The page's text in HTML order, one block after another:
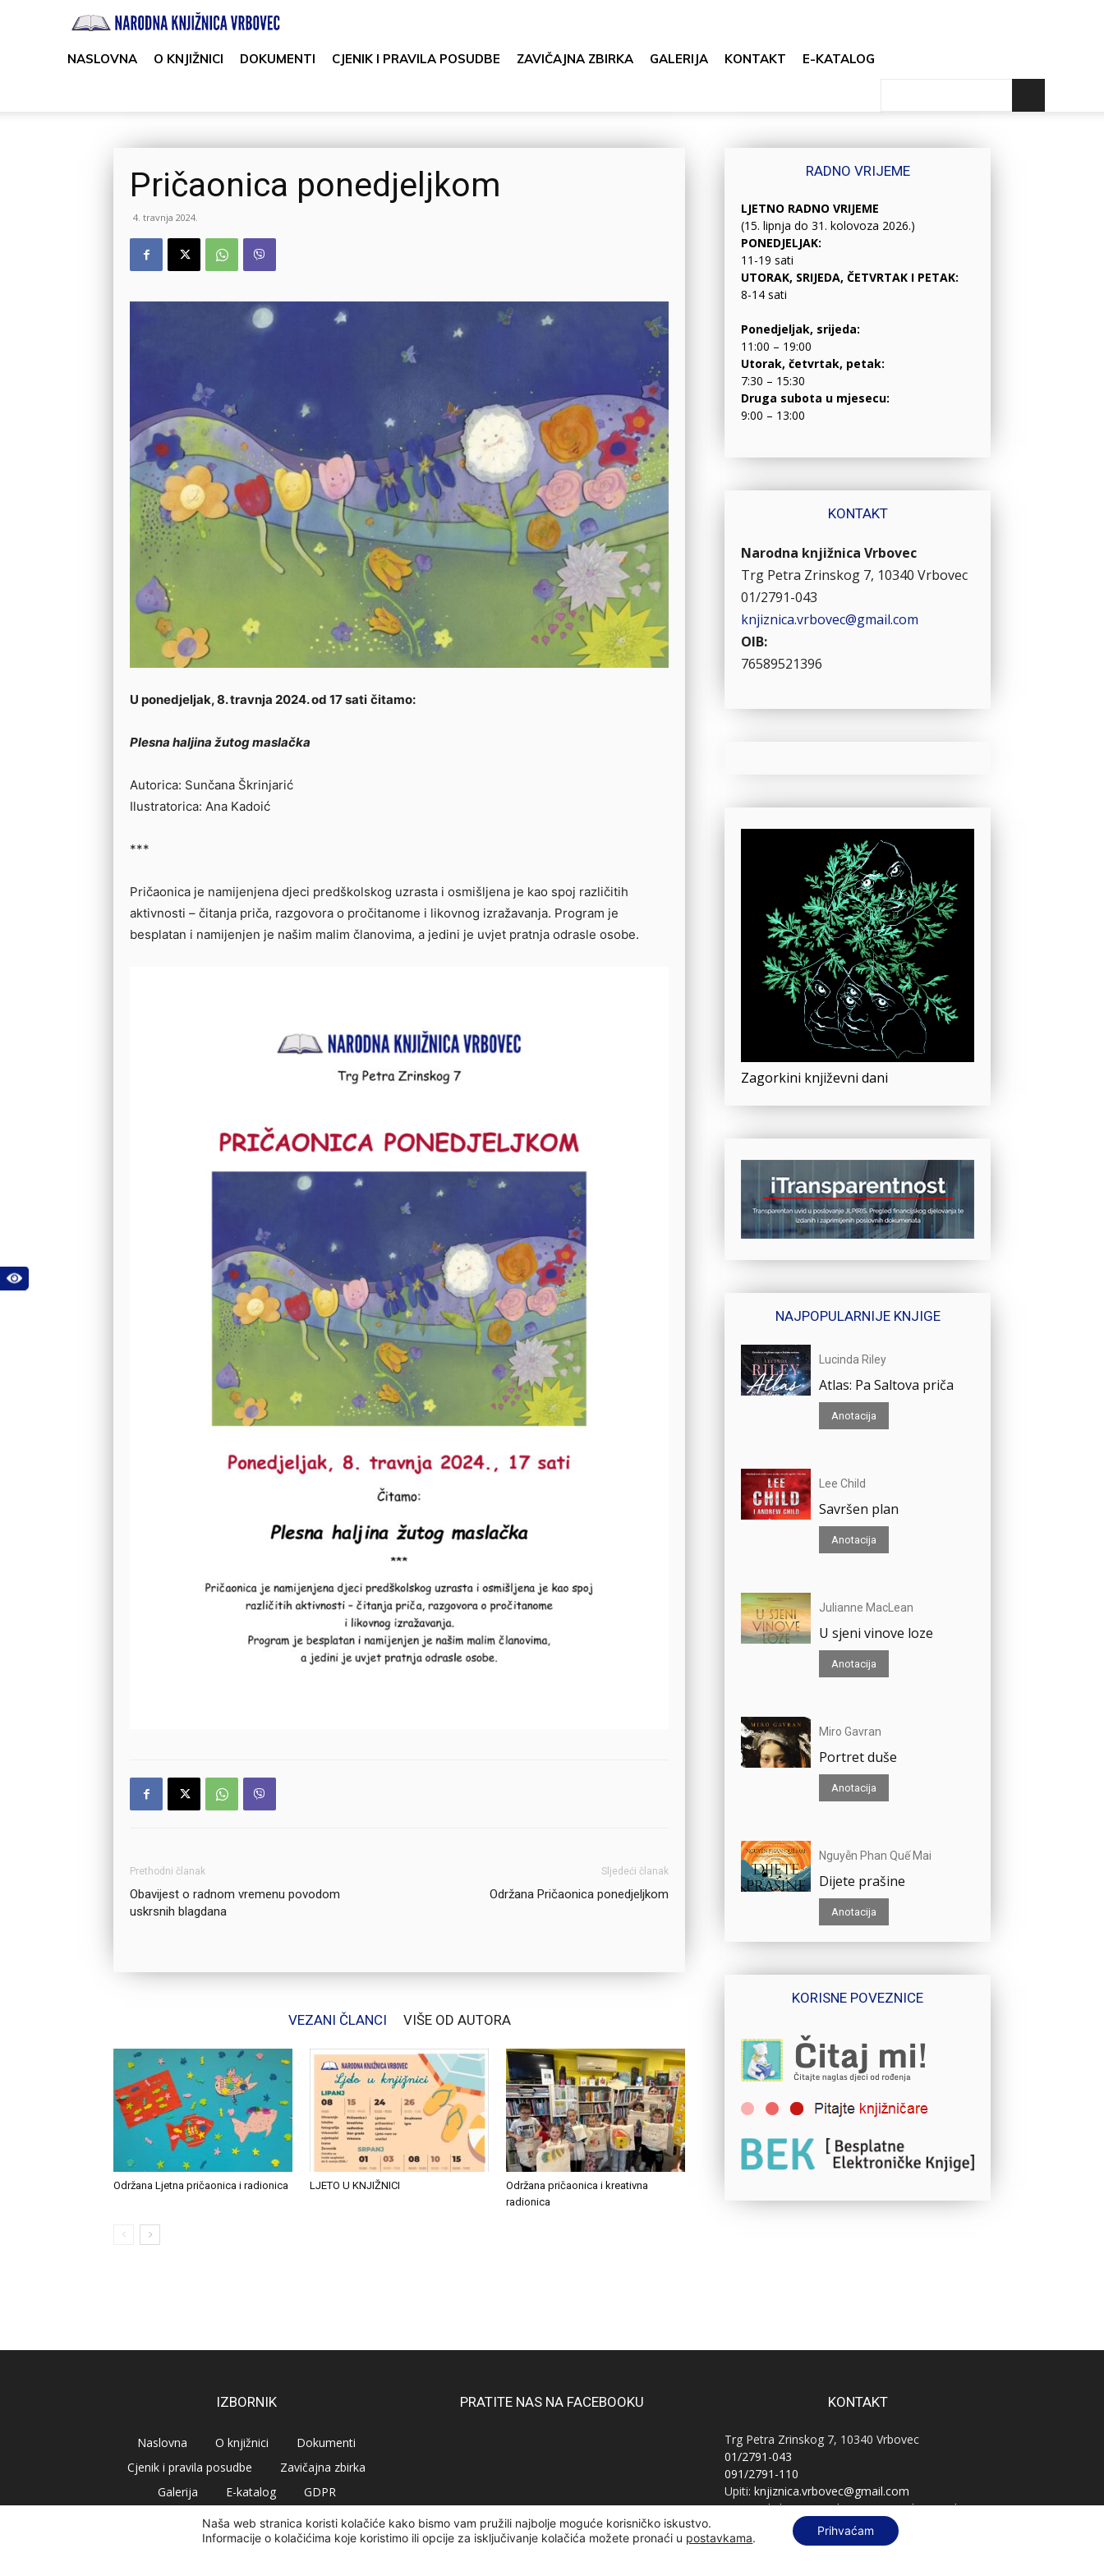
knjižnica
NASLOVNA O KNJIŽNICI DOKUMENTI CJENIK I PRAVILA POSUDBE ZAVIČAJNA ZBIRKA GALERIJA KONTAKT E-KATALOG
Pričaonica ponedjeljkom
4. travnja 2024.
U ponedjeljak, 8. travnja 2024. od 17 sati čitamo:
Plesna haljina žutog maslačka
Autorica: Sunčana Škrinjarić
Ilustratorica: Ana Kadoić
***
Pričaonica je namijenjena djeci predškolskog uzrasta i osmišljena je kao spoj različitih
aktivnosti – čitanja priča, razgovora o pročitanome i likovnog izražavanja. Program je
besplatan i namijenjen je našim malim članovima, a jedini je uvjet pratnja odrasle osobe.
Prethodni članak
Obavijest o radnom vremenu povodom
uskrsnih blagdana
Sljedeći članak
Održana Pričaonica ponedjeljkom
VEZANI ČLANCI VIŠE OD AUTORA
Održana Ljetna pričaonica i radionica LJETO U KNJIŽNICI
Održana pričaonica i kreativna
radionica
RADNO VRIJEME
LJETNO RADNO VRIJEME
(15. lipnja do 31. kolovoza 2026.)
PONEDJELJAK:
11-19 sati
UTORAK, SRIJEDA, ČETVRTAK I PETAK:
8-14 sati
Ponedjeljak, srijeda:
11:00 – 19:00
Utorak, četvrtak, petak:
7:30 – 15:30
Druga subota u mjesecu:
9:00 – 13:00
KONTAKT
Narodna knjižnica Vrbovec
Trg Petra Zrinskog 7, 10340 Vrbovec
01/2791-043
knjiznica.vrbovec@gmail.com
OIB:
76589521396
Zagorkini književni dani
NAJPOPULARNIJE KNJIGE
Lucinda Riley
Atlas: Pa Saltova priča
Anotacija
Lee Child
Savršen plan
Anotacija
Julianne MacLean
U sjeni vinove loze
Anotacija
Miro Gavran
Portret duše
Anotacija
Nguyễn Phan Quế Mai
Dijete prašine
Anotacija
KORISNE POVEZNICE
IZBORNIK
Naslovna O knjižnici
Dokumenti
Cjenik i pravila posudbe
Zavičajna zbirka
Galerija
E-katalog GDPR
PRATITE NAS NA FACEBOOKU KONTAKT
Trg Petra Zrinskog 7, 10340 Vrbovec
01/2791-043
091/2791-110
Upiti: knjiznica.vrbovec@gmail.com
Ravnatelj:knjiznica.vrbovec.ravnatelj@gmail.com
76589521396
Naša web stranica koristi kolačiće kako bismo vam pružili najbolje moguće korisničko iskustvo.
Informacije o kolačićima koje koristimo ili opcije za isključivanje kolačića možete pronaći u postavkama.
Prihvaćam